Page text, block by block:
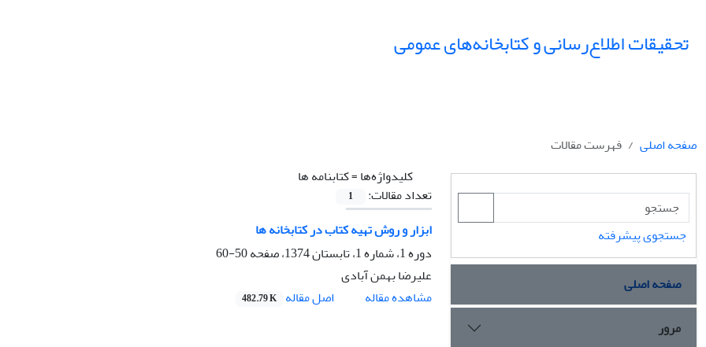
تحقیقات اطلاع‌رسانی و کتابخانه‌های عمومی
صفحه اصلی
فهرست مقالات
کلیدواژه‌ها =کتابنامه ها
تعداد مقالات:
1
ابزار و روش تهیه کتاب در کتابخانه ها
دوره 1، شماره 1، تابستان 1374، صفحه
50-60
علیرضا بهمن آبادی
مشاهده مقاله
اصل مقاله 482.79 K
جستجوی پیشرفته
صفحه اصلی
مرور